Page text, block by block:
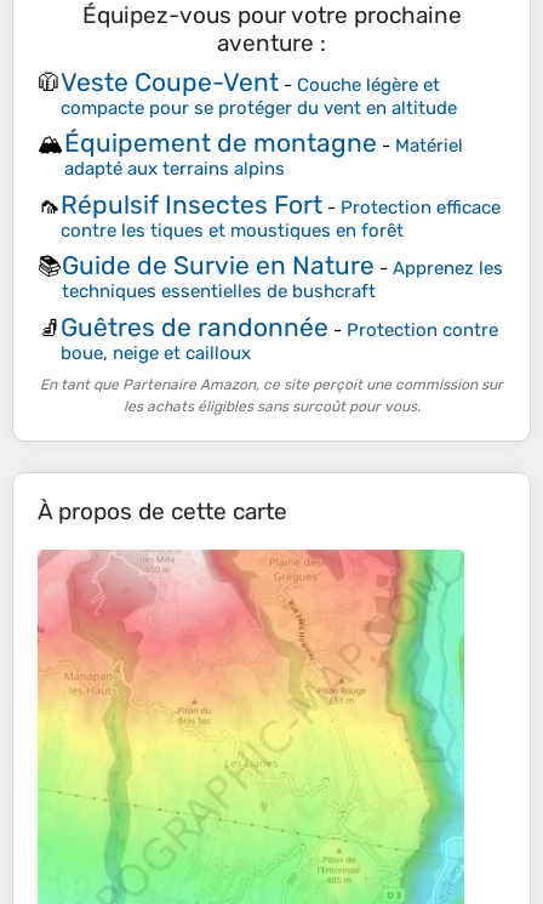
Équipez-vous pour votre prochaine
aventure :
🧥Veste Coupe-Vent - Couche légère et
compacte pour se protéger du vent en altitude
🏔️Équipement de montagne - Matériel
adapté aux terrains alpins
🦟Répulsif Insectes Fort - Protection efficace
contre les tiques et moustiques en forêt
📚Guide de Survie en Nature - Apprenez les
techniques essentielles de bushcraft
🧦Guêtres de randonnée - Protection contre
boue, neige et cailloux
En tant que Partenaire Amazon, ce site perçoit une commission sur
les achats éligibles sans surcoût pour vous.
À propos de cette carte